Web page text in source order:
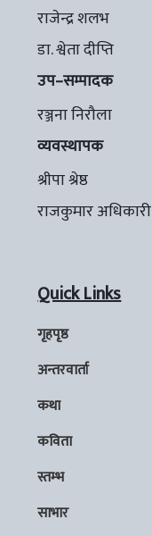
राजेन्द्र शलभ
डा. श्वेता दीप्ति
उप–सम्पादक
रञ्जना निरौला
व्यवस्थापक
श्रीपा श्रेष्ठ
राजकुमार अधिकारी
Quick Links
गृहपृष्ठ
अन्तरवार्ता
कथा
कविता
स्तम्भ
साभार